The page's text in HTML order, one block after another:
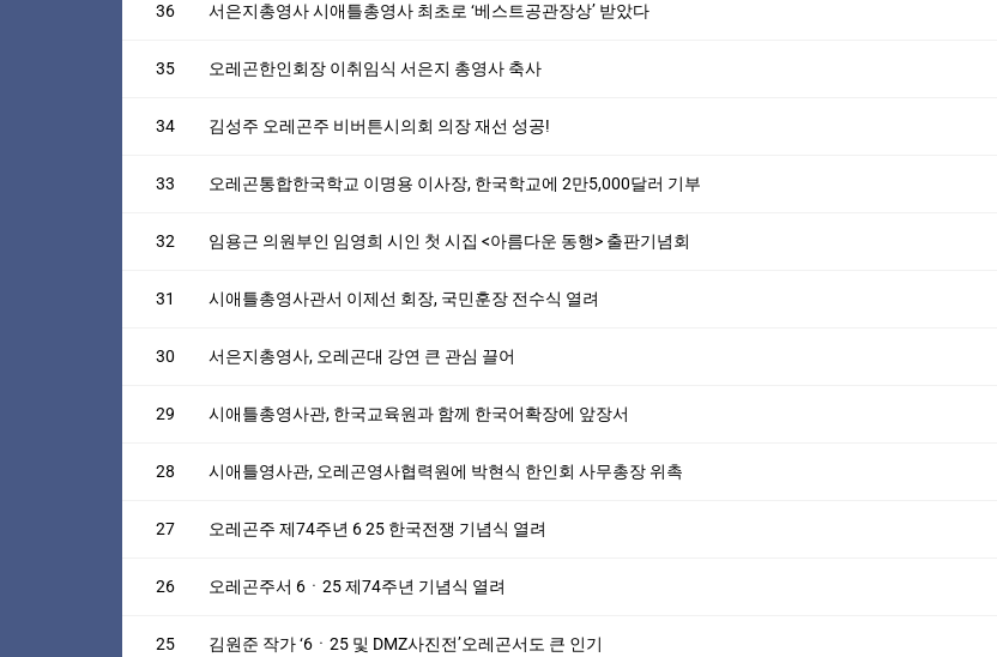
36 서은지총영사 시애틀총영사 최초로 ‘베스트공관장상’ 받았다
35 오레곤한인회장 이취임식 서은지 총영사 축사
34 김성주 오레곤주 비버튼시의회 의장 재선 성공!
33 오레곤통합한국학교 이명용 이사장, 한국학교에 2만5,000달러 기부
32 임용근 의원부인 임영희 시인 첫 시집 <아름다운 동행> 출판기념회
31 시애틀총영사관서 이제선 회장, 국민훈장 전수식 열려
30 서은지총영사, 오레곤대 강연 큰 관심 끌어
29 시애틀총영사관, 한국교육원과 함께 한국어확장에 앞장서
28 시애틀영사관, 오레곤영사협력원에 박현식 한인회 사무총장 위촉
27 오레곤주 제74주년 6 25 한국전쟁 기념식 열려
26 오레곤주서 6ㆍ25 제74주년 기념식 열려
25 김원준 작가 ‘6ㆍ25 및 DMZ사진전’오레곤서도 큰 인기